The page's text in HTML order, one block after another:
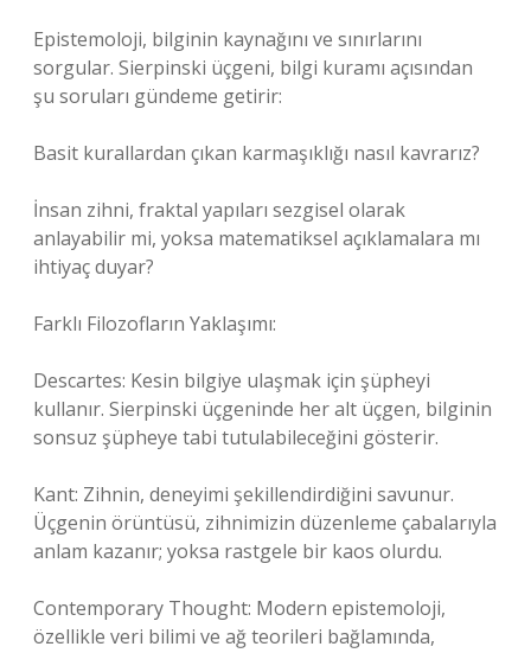
Epistemoloji, bilginin kaynağını ve sınırlarını
sorgular. Sierpinski üçgeni, bilgi kuramı açısından
şu soruları gündeme getirir:
Basit kurallardan çıkan karmaşıklığı nasıl kavrarız?
İnsan zihni, fraktal yapıları sezgisel olarak
anlayabilir mi, yoksa matematiksel açıklamalara mı
ihtiyaç duyar?
Farklı Filozofların Yaklaşımı:
Descartes: Kesin bilgiye ulaşmak için şüpheyi
kullanır. Sierpinski üçgeninde her alt üçgen, bilginin
sonsuz şüpheye tabi tutulabileceğini gösterir.
Kant: Zihnin, deneyimi şekillendirdiğini savunur.
Üçgenin örüntüsü, zihnimizin düzenleme çabalarıyla
anlam kazanır; yoksa rastgele bir kaos olurdu.
Contemporary Thought: Modern epistemoloji,
özellikle veri bilimi ve ağ teorileri bağlamında,